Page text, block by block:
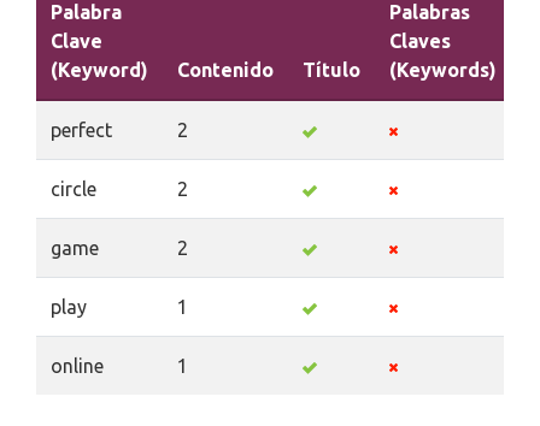
Palabra
Clave
(Keyword)
Contenido Título
Palabras
Claves
(Keywords)
perfect 2
circle 2
game 2
play 1
online 1